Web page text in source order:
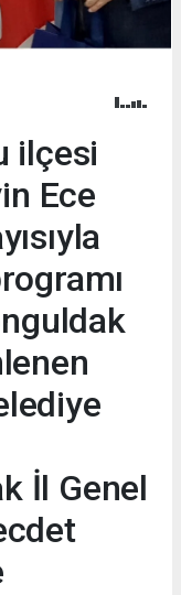
ilçesi
Ece
İl Genel